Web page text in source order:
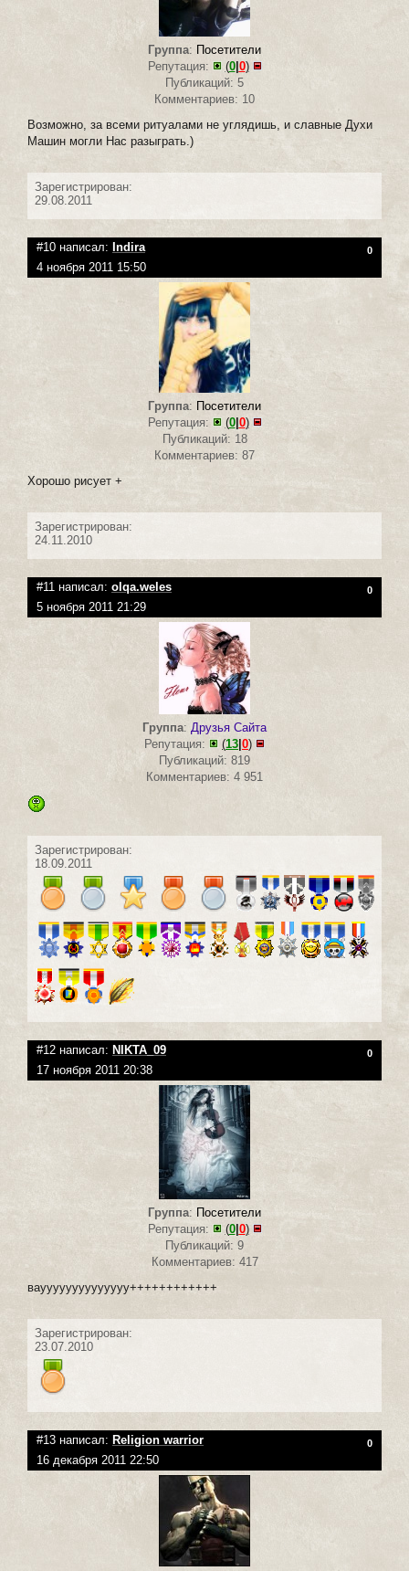
Группа: Посетители
Репутация:
(0| 0)
Публикаций: 5
Комментариев: 10
Возможно, за всеми ритуалами не углядишь, и славные Духи
Машин могли Нас разыграть.)
Зарегистрирован:
29.08.2011
#10 написал: Indira 0
4 ноября 2011 15:50
Группа: Посетители
Репутация:
(0|0)
Публикаций: 18
Комментариев: 87
Хорошо рисует +
Зарегистрирован:
24.11.2010
#11 написал: olqa.weles 0
5 ноября 2011 21:29
Группа: Друзья Сайта
Репутация:
(13|0)
Публикаций: 819
Комментариев: 4 951
Зарегистрирован:
18.09.2011
#12 написал: NIKTA_09 0
17 ноября 2011 20:38
Группа: Посетители
Репутация:
(0|0)
Публикаций: 9
Комментариев: 417
вауууууууууууууу++++++++++++
Зарегистрирован:
23.07.2010
#13 написал: Religion warrior 0
16 декабря 2011 22:50